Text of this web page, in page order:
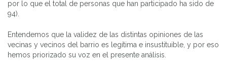
por lo que el total de personas que han participado ha sido de
94).
Entendemos que la validez de las distintas opiniones de las
vecinas y vecinos del barrio es legítima e insustituible, y por eso
hemos priorizado su voz en el presente análisis.